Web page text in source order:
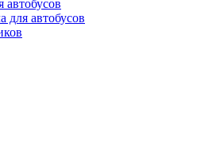
автобусов
для автобусов